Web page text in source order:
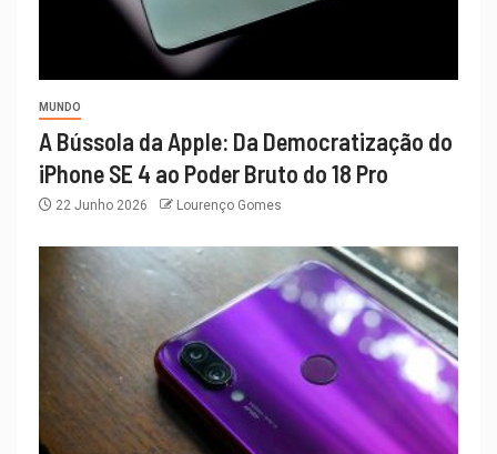
MUNDO
A Bússola da Apple: Da Democratização do
iPhone SE 4 ao Poder Bruto do 18 Pro
22 Junho 2026 Lourenço Gomes